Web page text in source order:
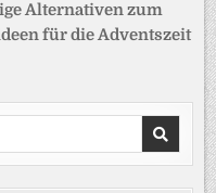
Alternativen zum
für die Adventszeit